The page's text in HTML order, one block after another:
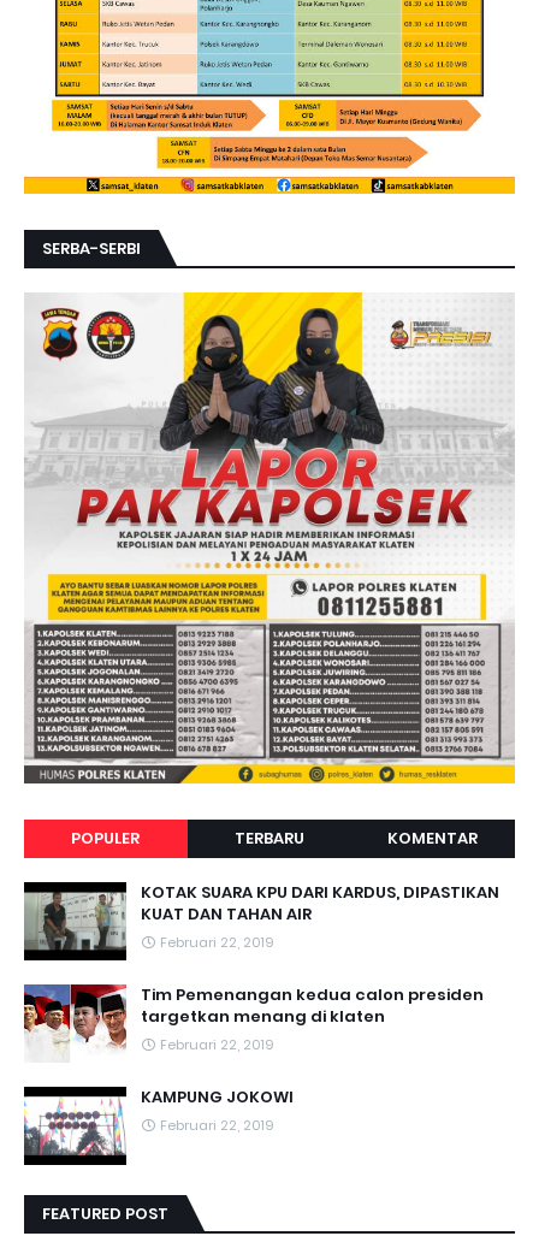
SERBA-SERBI
POPULER TERBARU KOMENTAR
KOTAK SUARA KPU DARI KARDUS, DIPASTIKAN
KUAT DAN TAHAN AIR
Februari 22, 2019
Tim Pemenangan kedua calon presiden
targetkan menang di klaten
Februari 22, 2019
KAMPUNG JOKOWI
Februari 22, 2019
FEATURED POST